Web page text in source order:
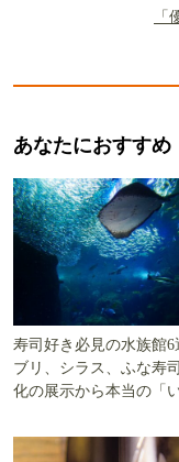
あなたにおすすめ
寿司好き必見の水族館
ブリ、シラス、ふな寿
化の展示から本当の「